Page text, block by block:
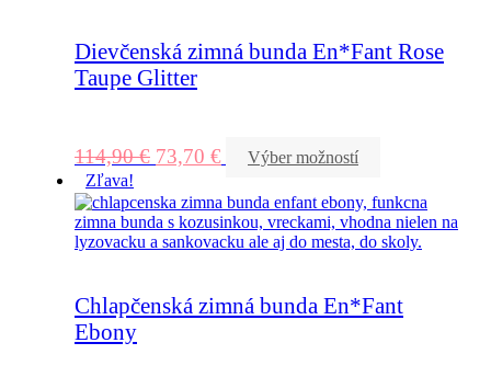
Dievčenská zimná bunda En*Fant Rose
Taupe Glitter
114,90€ 73,70 €
Výber možností
Zľava!
Chlapčenská zimná bunda En*Fant
Ebony